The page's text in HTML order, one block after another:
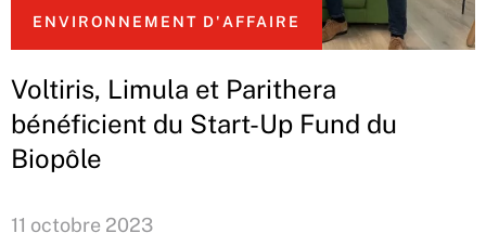
ENVIRONNEMENT D'AFFAIRE
Voltiris, Limula et Parithera
bénéficient du Start-Up Fund du
Biopôle
11 octobre 2023